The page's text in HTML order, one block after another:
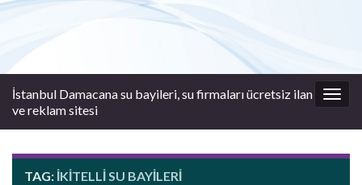
İstanbul Damacana su bayileri, su firmaları ücretsiz ilan
ve reklam sitesi
TAG: IKITELLI SU BAYILERI